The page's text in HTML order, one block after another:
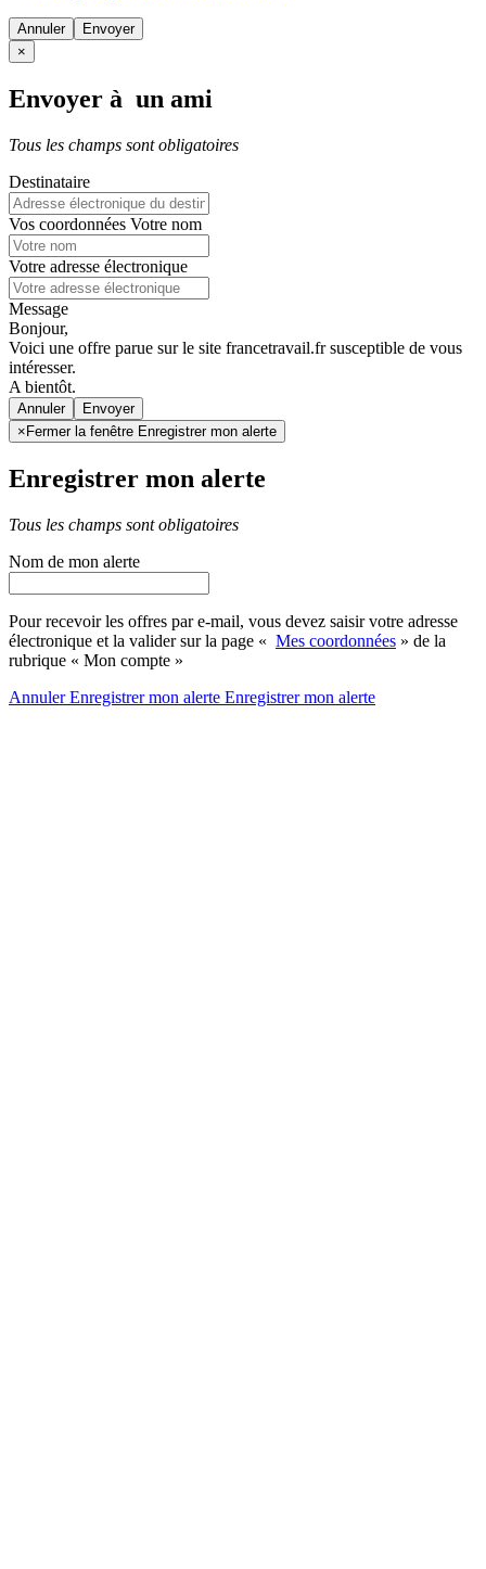
Annuler
×
Envoyer à un ami
Tous les champs sont obligatoires
Destinataire
Vos coordonnées Votre nom
Votre adresse électronique
Message
Bonjour,
Voici une offre parue sur le site francetravail.fr susceptible de vous
intéresser.
A bientôt.
Annuler
× Fermer la fenêtre Enregistrer mon alerte
Enregistrer mon alerte
Tous les champs sont obligatoires
Nom de mon alerte
Pour recevoir les offres par e-mail, vous devez saisir votre adresse
électronique et la valider sur la page « Mes coordonnées » de la
rubrique « Mon compte »
AnnulerEnregistrer mon alerte Enregistrermon alerte